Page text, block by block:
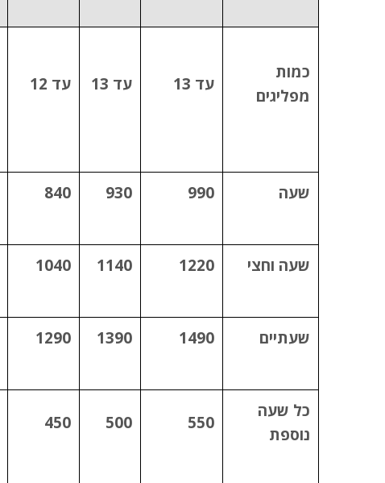
כמות
מפליגים
עד 13 עד 13 עד 12
שעה 990
930
840
שעה וחצי 1220
1140
1040
שעתיים 1490
1390
1290
כל שעה
נוספת
550
500
450